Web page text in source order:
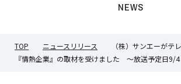
NEWS
TOP ニュースリリース
（株）サンエーがテ
『情熱企業』の取材を受けました ～放送予定日9/